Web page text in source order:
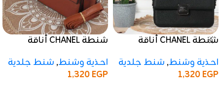
شنطة CHANEL أناقة
كلاسيكي اسود
احذية وشنط, شنط جلدية
1,320EGP
شنطة CHANEL أناقة
كلاسيكي بني
احذية وشنط, شنط جلدية
1,320EGP